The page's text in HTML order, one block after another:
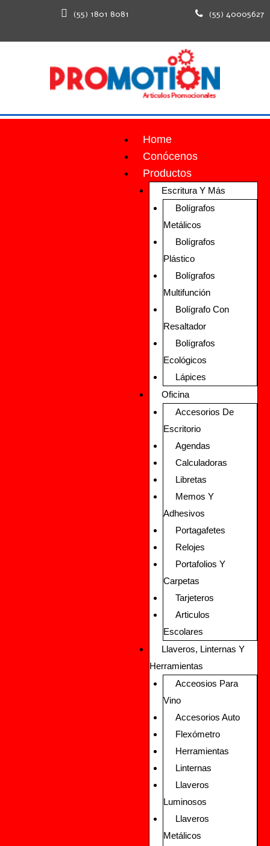
(55) 1801 8081 (55) 40005627
Home
Conócenos
Productos
Escritura Y Más
Bolígrafos
Metálicos
Bolígrafos
Plástico
Bolígrafos
Multifunción
Bolígrafo Con
Resaltador
Bolígrafos
Ecológicos
Lápices
Oficina
Accesorios De
Escritorio
Agendas
Calculadoras
Libretas
Memos Y
Adhesivos
Portagafetes
Relojes
Portafolios Y
Carpetas
Tarjeteros
Articulos
Escolares
Llaveros, Linternas Y
Herramientas
Acceosios Para
Vino
Accesorios Auto
Flexómetro
Herramientas
Linternas
Llaveros
Luminosos
Llaveros
Metálicos